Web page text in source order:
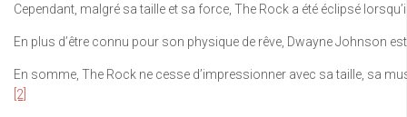
Cependant, malgré sa taille et sa force, The Rock a été éclipsé
En plus d’être connu pour son physique de rêve, Dwayne Johnson
En somme, The Rock ne cesse d’impressionner avec sa taille, sa
[2]